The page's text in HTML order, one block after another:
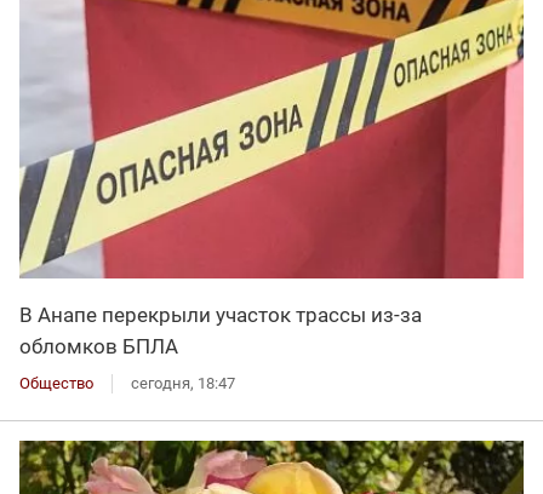
В Анапе перекрыли участок трассы из-за
обломков БПЛА
Общество сегодня, 18:47